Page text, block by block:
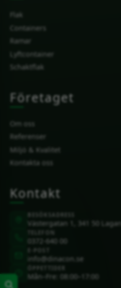
Flak
Containers
Ramar
Lyftcontainer
Schaktflak
Företaget
Om oss
Referenser
Miljö & Kvalitet
Kontakta oss
Kontakt
Västergatan 1, 341 50 Lagan
0372-640 00
info@dinacon.se
Mån–Fre: 08:00–17:00